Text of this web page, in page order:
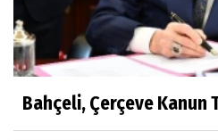
Bahçeli, Çerçeve Kanun